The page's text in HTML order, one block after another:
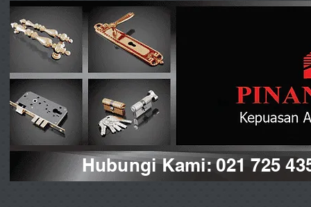
Hubungi Kami: 021 725